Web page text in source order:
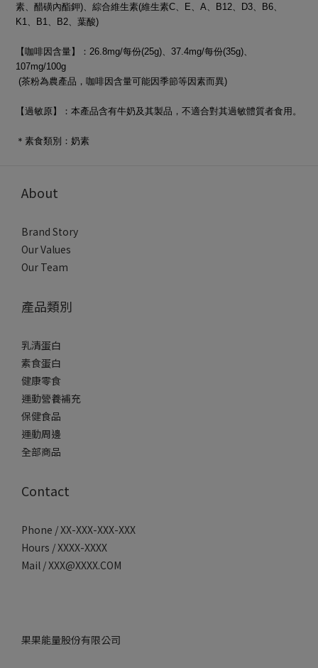
素、醋磺內酯鉀)、綜合維生素(維生素C、E、A、B12、D3、B6、
K1、B1、B2、葉酸)
【咖啡因含量】：26.8mg/每份(25g)、37.4mg/每份(35g)、
107mg/100g
(茶粉為農產品，咖啡因含量可能因季節等因素而異)
【過敏原】：本產品含有牛奶及其製品，不適合對其過敏體質者食用。
＊素食類別：奶素
About
Brand Story
Our Values
Our Team
產品類別
乳清蛋白
素食蛋白
健康零食
運動營養補充
保健食品
運動周邊
全部商品
Contact
Phone / XX-XXX-XXX-XXX
Hours / XXXX-XXXX
Mail / XXX@XXXX.COM
果果能量股份有限公司